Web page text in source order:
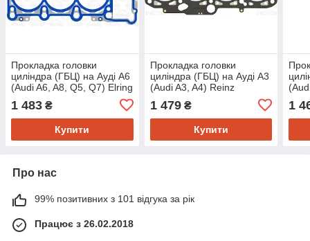
Прокладка головки
циліндра (ГБЦ) на Ауді A6
(Audi A6, A8, Q5, Q7) Elring
1 483 ₴
Купити
Прокладка головки
циліндра (ГБЦ) на Ауді A3
(Audi A3, A4) Reinz
1 479₴
Купити
1
Про нас
99% позитивних з 101 відгука за рік
Працює з 26.02.2018